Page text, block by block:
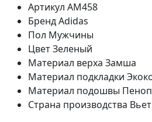
Артикул AM458
БрендAdidas
Пол Мужчины
ЦветЗеленый
Материал верха Замша
Материал подкладки
Материал подошвы
Страна производства